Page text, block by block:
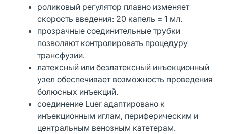
роликовый регулятор плавно изменяет
скорость введения: 20 капель = 1 мл.
прозрачные соединительные трубки
позволяют контролировать процедуру
трансфузии.
латексный или безлатексный инъекционный
узел обеспечивает возможность проведения
болюсных инъекций.
соединение Luer адаптировано к
инъекционным иглам, периферическим и
центральным венозным катетерам.